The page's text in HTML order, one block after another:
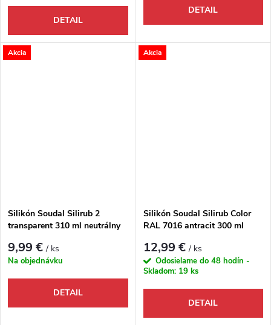
DETAIL
DETAIL
Akcia
Silikón Soudal Silirub 2
transparent 310 ml neutrálny
9,99 €/ ks
Na objednávku
DETAIL
Akcia
Silikón Soudal Silirub Color
RAL 7016 antracit 300 ml
5411183037144)
12,99 €/ ks
Odosielame do 48 hodín -
Skladom: 19 ks
DETAIL